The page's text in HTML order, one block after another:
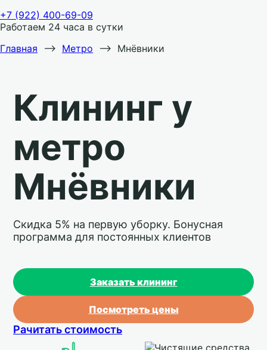
+7 (922) 400-69-09
Работаем 24 часа в сутки
Главная ⟶ Метро ⟶ Мнёвники
Клининг у
метро
Мнёвники
Скидка 5% на первую уборку. Бонусная
программа для постоянных клиентов
Заказать клининг
Посмотреть цены
Рачитать стоимость